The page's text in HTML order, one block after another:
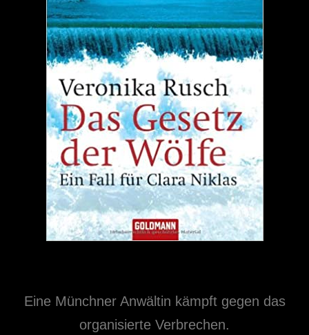
Eine Münchner Anwältin kämpft gegen das
organisierte Verbrechen.